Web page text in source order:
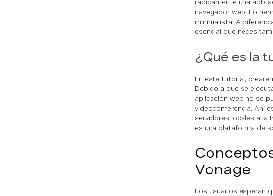
rápidamente una
navegador web. Lo
minimalista. A
esencial que
¿Qué es la
En este tutorial,
Debido a que se
aplicación web no se
videoconferencia. Ahí
servidores locales a la
es una plataforma de
Vonage
Los usuarios esperan